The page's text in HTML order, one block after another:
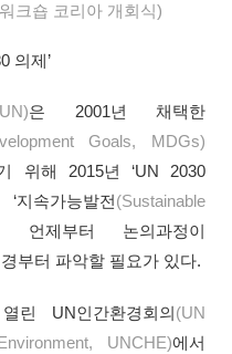
크숍 코리아 개회식)
의제’
은 2001년 채택한
Goals, MDGs)
위해 2015년 ‘UN 2030
속가능발전(Sustainable
언제부터 논의과정이
부터 파악할 필요가 있다.
린 UN인간환경회의(UN
UNCHE)에서